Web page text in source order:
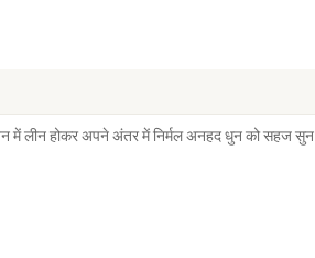
में लीन होकर अपने अंतर में निर्मल अनहद धुन को सहज सुन